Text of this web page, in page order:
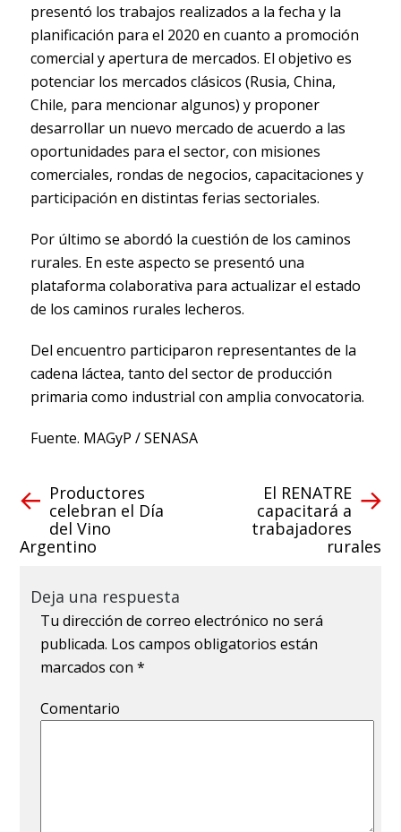
presentó los trabajos realizados a la fecha y la
planificación para el 2020 en cuanto a promoción
comercial y apertura de mercados. El objetivo es
potenciar los mercados clásicos (Rusia, China,
Chile, para mencionar algunos) y proponer
desarrollar un nuevo mercado de acuerdo a las
oportunidades para el sector, con misiones
comerciales, rondas de negocios, capacitaciones y
participación en distintas ferias sectoriales.
Por último se abordó la cuestión de los caminos
rurales. En este aspecto se presentó una
plataforma colaborativa para actualizar el estado
de los caminos rurales lecheros.
Del encuentro participaron representantes de la
cadena láctea, tanto del sector de producción
primaria como industrial con amplia convocatoria.
Fuente. MAGyP / SENASA
Productores
celebran el Día
del Vino
Argentino
El RENATRE
capacitará a
trabajadores
rurales
Deja una respuesta
Tu dirección de correo electrónico no será
publicada. Los campos obligatorios están
marcados con*
Comentario